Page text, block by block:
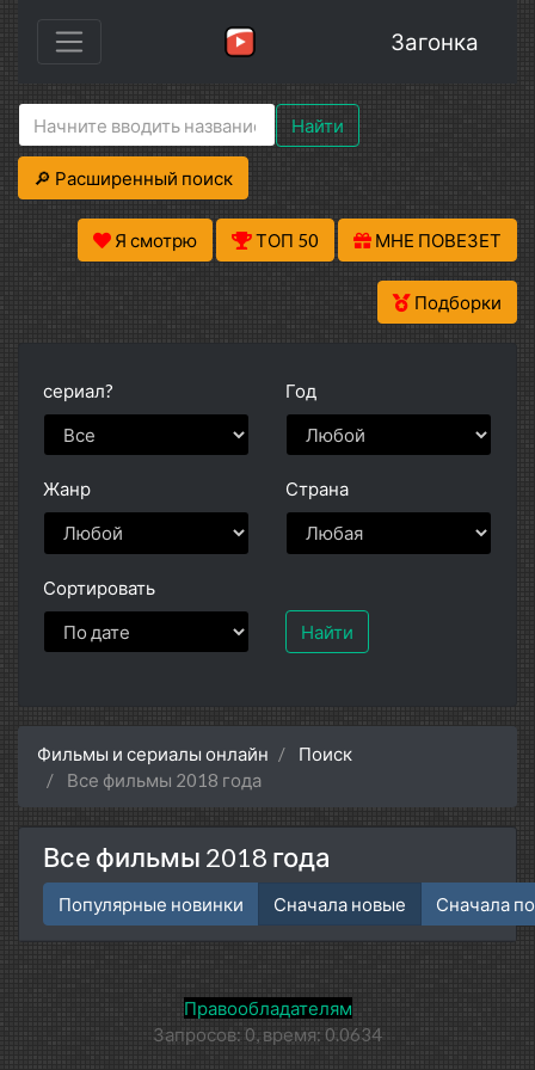
Загонка
Найти
🔎 Расширенный поиск
Я смотрю ТОП 50 МНЕ ПОВЕЗЕТ
Подборки
сериал? Год
Жанр Страна
Сортировать
Найти
Фильмы и сериалы онлайн
Поиск
Все фильмы 2018 года
Все фильмы 2018 года
Популярные новинки Сначала новые Сначала
Правообладателям
Запросов: 0, время: 0.0634